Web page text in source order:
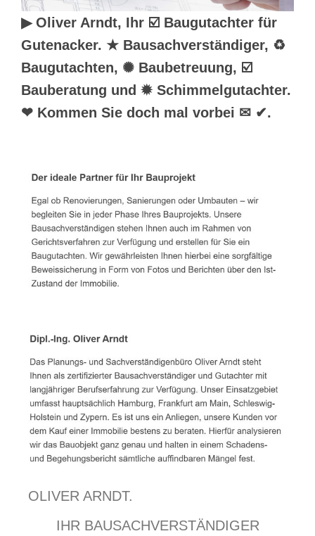
▶︎ Oliver Arndt, Ihr ☑️ Baugutachter für
Gutenacker. ★ Bausachverständiger, ♻
Baugutachten, ✺ Baubetreuung, ☑️
Bauberatung und ✹ Schimmelgutachter.
❤ Kommen Sie doch mal vorbei ✉ ✔.
OLIVER ARNDT.
IHR BAUSACHVERSTÄNDIGER